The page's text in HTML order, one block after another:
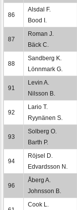
86
Alsdal F.
Bood I.
87
Roman J.
Bäck C.
88
Sandberg K.
Lönnmark G.
91
Levin A.
Nilsson B.
92
Lario T.
Ryynänen S.
93
Solberg O.
Barth P.
94
Röjsel D.
Edvardsson N.
96
Åberg A.
Johnsson B.
Cook L.